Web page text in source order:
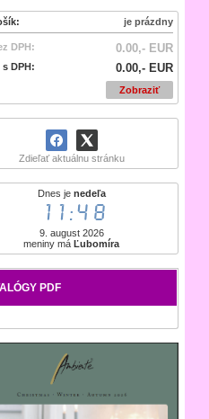
je prázdny
DPH: 0.00,- EUR
s DPH: 0.00,- EUR
Zobraziť
Zdieľať aktuálnu stránku
Dnes je nedeľa
11:48
9. august 2026
meniny máĽubomíra
PDF